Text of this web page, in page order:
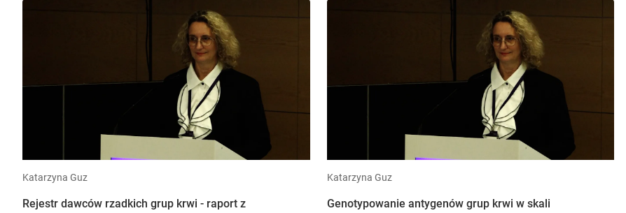
Katarzyna Guz
Rejestr dawców rzadkich grup krwi - raport z
Katarzyna Guz
Genotypowanie antygenów grup krwi w skali